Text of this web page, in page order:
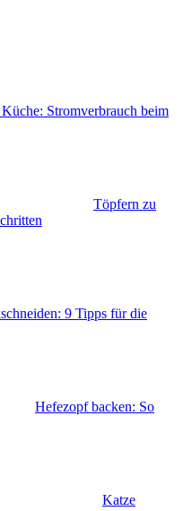
Stromverbrauch beim
Töpfern zu
9 Tipps für die
Hefezopf backen: So
Katze